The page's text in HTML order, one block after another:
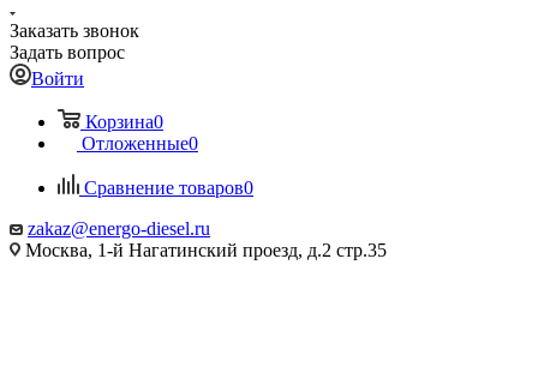
Заказать звонок
Задать вопрос
Войти
Корзина0
Отложенные0
Сравнение товаров0
zakaz@energo-diesel.ru
Москва, 1-й Нагатинский проезд, д.2 стр.35